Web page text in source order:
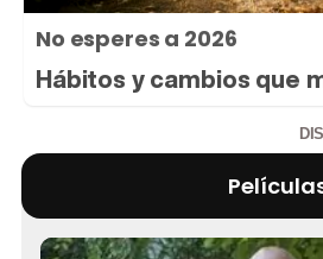
No esperes a 2026
Hábitos y cambios que